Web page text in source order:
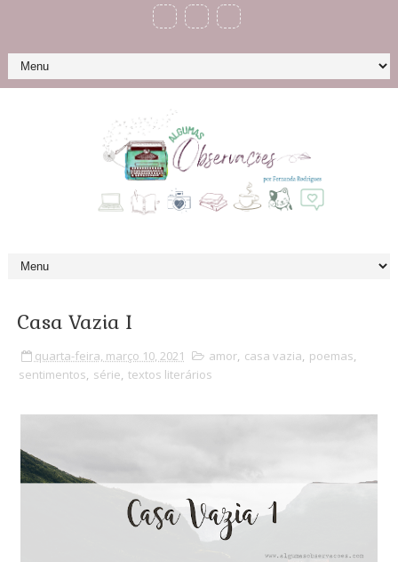
Casa Vazia I
quarta-feira, março 10, 2021 amor, casa vazia, poemas,
sentimentos, série, textos literários